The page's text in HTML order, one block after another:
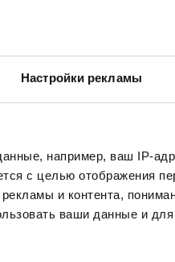
Настройки рекламы
например, ваш IP-
с целью отображения
и контента,
ваши данные и для